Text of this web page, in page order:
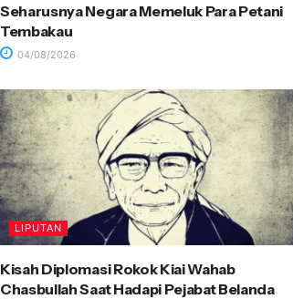
Seharusnya Negara Memeluk Para Petani
Tembakau
04/08/2026
LIPUTAN
Kisah Diplomasi Rokok Kiai Wahab
Chasbullah Saat Hadapi Pejabat Belanda